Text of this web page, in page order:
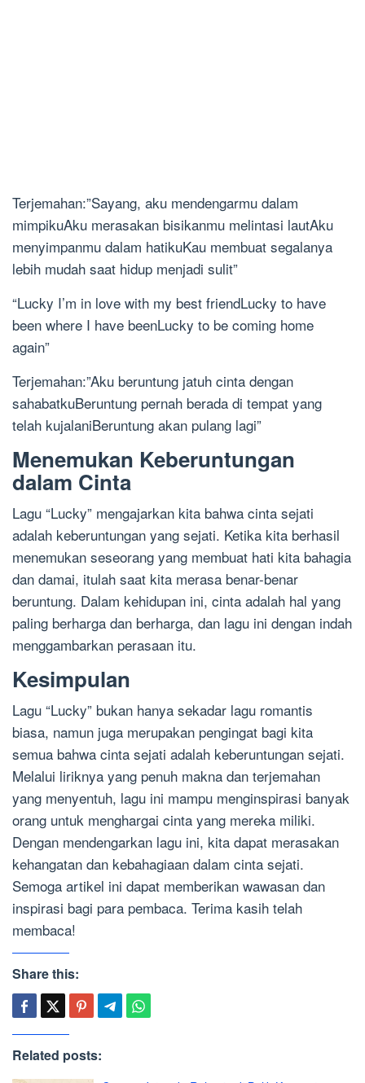
Terjemahan:”Sayang, aku mendengarmu dalam
mimpikuAku merasakan bisikanmu melintasi lautAku
menyimpanmu dalam hatikuKau membuat segalanya
lebih mudah saat hidup menjadi sulit”
“Lucky I’m in love with my best friendLucky to have
been where I have beenLucky to be coming home
again”
Terjemahan:”Aku beruntung jatuh cinta dengan
sahabatkuBeruntung pernah berada di tempat yang
telah kujalaniBeruntung akan pulang lagi”
Menemukan Keberuntungan
dalam Cinta
Lagu “Lucky” mengajarkan kita bahwa cinta sejati
adalah keberuntungan yang sejati. Ketika kita berhasil
menemukan seseorang yang membuat hati kita bahagia
dan damai, itulah saat kita merasa benar-benar
beruntung. Dalam kehidupan ini, cinta adalah hal yang
paling berharga dan berharga, dan lagu ini dengan indah
menggambarkan perasaan itu.
Kesimpulan
Lagu “Lucky” bukan hanya sekadar lagu romantis
biasa, namun juga merupakan pengingat bagi kita
semua bahwa cinta sejati adalah keberuntungan sejati.
Melalui liriknya yang penuh makna dan terjemahan
yang menyentuh, lagu ini mampu menginspirasi banyak
orang untuk menghargai cinta yang mereka miliki.
Dengan mendengarkan lagu ini, kita dapat merasakan
kehangatan dan kebahagiaan dalam cinta sejati.
Semoga artikel ini dapat memberikan wawasan dan
inspirasi bagi para pembaca. Terima kasih telah
membaca!
Share this:
Related posts: